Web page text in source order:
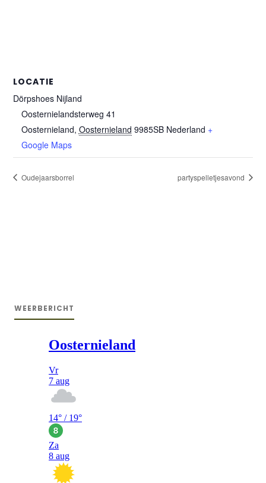
LOCATIE
Dörpshoes Nijland
Oosternielandsterweg 41
Oosternieland, Oosternieland 9985SB Nederland +
Google Maps
Oudejaarsborrel partyspelletjesavond
WEERBERICHT